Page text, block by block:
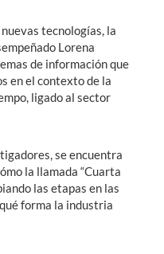
tecnologías, la
Lorena
de información que
en el contexto de la
ligado al sector
se encuentra
la llamada “Cuarta
las etapas en las
forma la industria